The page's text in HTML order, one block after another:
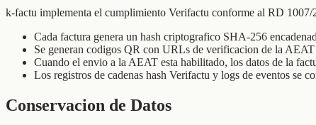
k-factu implementa el cumplimiento Verifactu conforme al RD
Cada factura genera un hash criptografico SHA-256
Se generan codigos QR con URLs de verificacion de la
Cuando el envio a la AEAT esta habilitado, los datos de la
Los registros de cadenas hash Verifactu y logs de eventos se
Conservacion de Datos